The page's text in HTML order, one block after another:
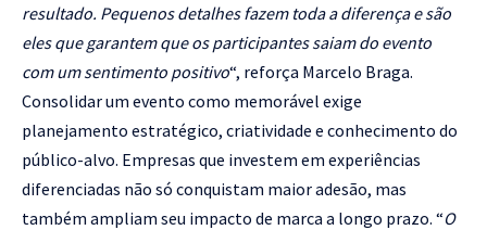
resultado. Pequenos detalhes fazem toda a diferença e são
eles que garantem que os participantes saiam do evento
com um sentimento positivo“, reforça Marcelo Braga.
Consolidar um evento como memorável exige
planejamento estratégico, criatividade e conhecimento do
público-alvo. Empresas que investem em experiências
diferenciadas não só conquistam maior adesão, mas
também ampliam seu impacto de marca a longo prazo. “O